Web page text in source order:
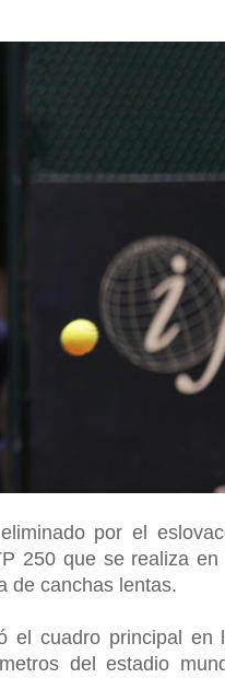
por el
250 que se realiza en
de canchas lentas.
el cuadro principal en
del estadio